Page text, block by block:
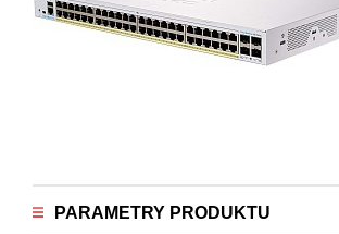
PARAMETRY PRODUKTU